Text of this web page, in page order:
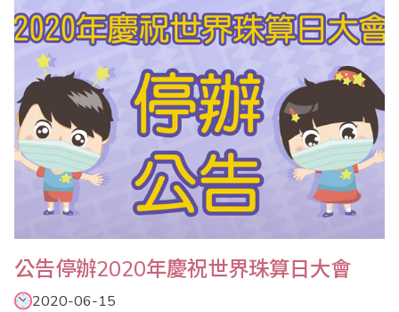
公告停辦2020年慶祝世界珠算日大會
2020-06-15